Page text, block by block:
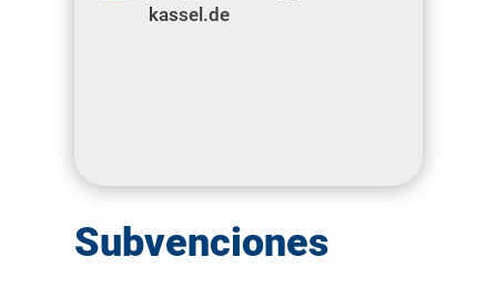
kassel.de
Subvenciones